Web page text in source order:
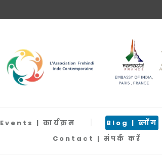
Events | कार्यक्रम Blog | ब्लॉग
Contact | संपर्क करें